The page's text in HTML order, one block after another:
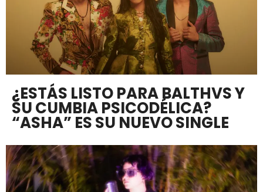
¿ESTÁS LISTO PARA BALTHVS Y
SU CUMBIA PSICODÉLICA?
“ASHA” ES SU NUEVO SINGLE